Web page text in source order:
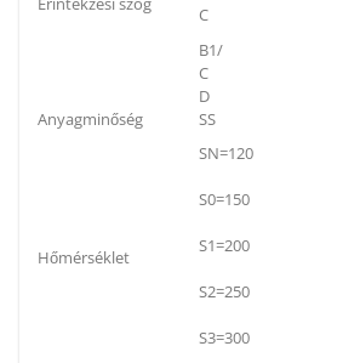
C
B1/
C
D
Anyagminőség
SS
Hőmérséklet
SN=120
S0=150
S1=200
S2=250
S3=300